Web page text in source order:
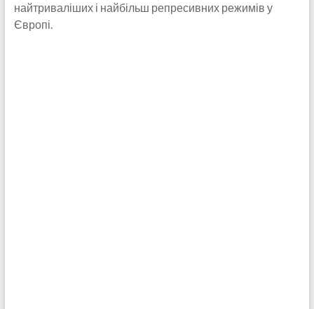
найтриваліших і найбільш репресивних режимів у
Європі.